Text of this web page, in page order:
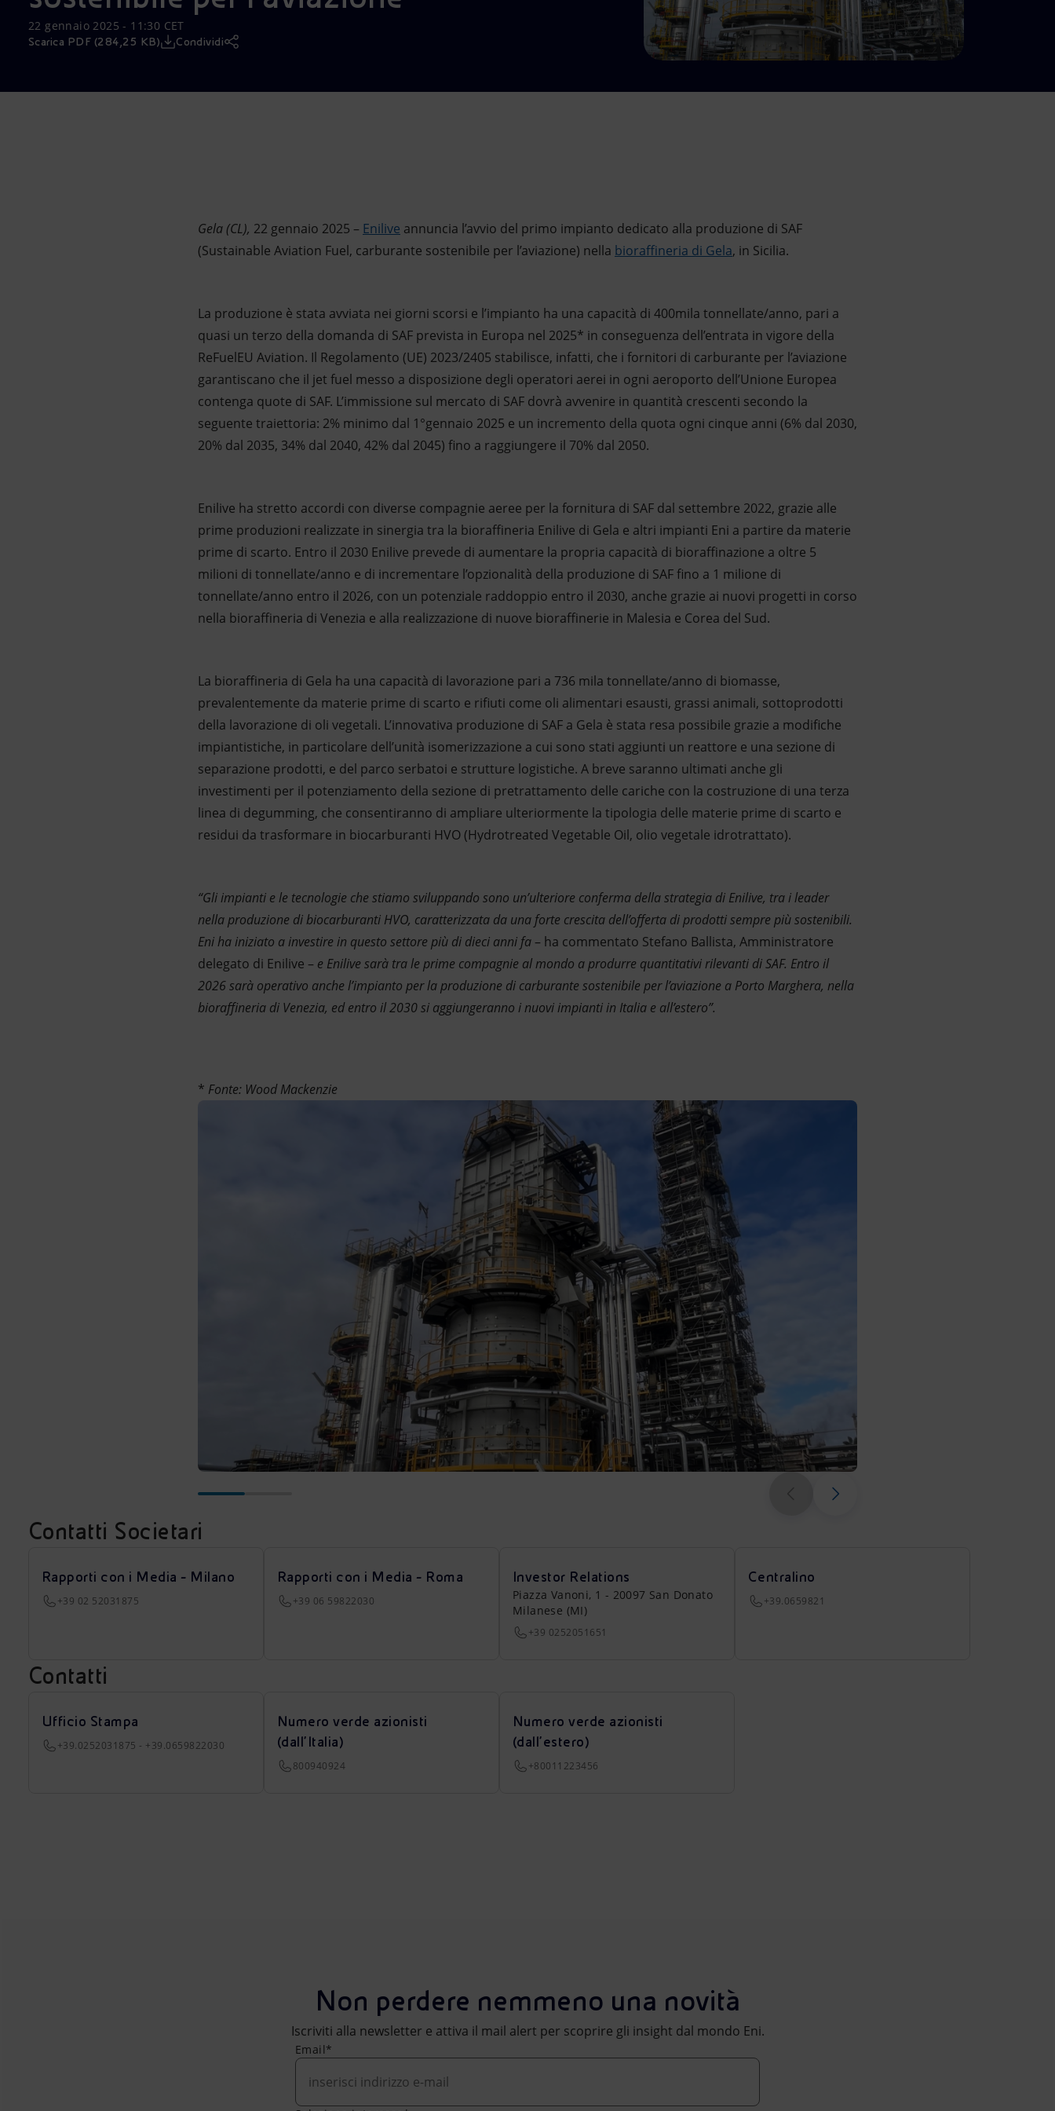
22 gennaio 2025 - 11:30 CET
Scarica PDF (284,25 KB) Condividi
Gela (CL), 22 gennaio 2025 – Enilive annuncia l’avvio del primo impianto dedicato alla produzione di SAF
(Sustainable Aviation Fuel, carburante sostenibile per l’aviazione) nella bioraffineria di Gela, in Sicilia.
La produzione è stata avviata nei giorni scorsi e l’impianto ha una capacità di 400mila tonnellate/anno, pari a
quasi un terzo della domanda di SAF prevista in Europa nel 2025* in conseguenza dell’entrata in vigore della
ReFuelEU Aviation. Il Regolamento (UE) 2023/2405 stabilisce, infatti, che i fornitori di carburante per l’aviazione
garantiscano che il jet fuel messo a disposizione degli operatori aerei in ogni aeroporto dell’Unione Europea
contenga quote di SAF. L’immissione sul mercato di SAF dovrà avvenire in quantità crescenti secondo la
seguente traiettoria: 2% minimo dal 1°gennaio 2025 e un incremento della quota ogni cinque anni (6% dal 2030,
20% dal 2035, 34% dal 2040, 42% dal 2045) fino a raggiungere il 70% dal 2050.
Enilive ha stretto accordi con diverse compagnie aeree per la fornitura di SAF dal settembre 2022, grazie alle
prime produzioni realizzate in sinergia tra la bioraffineria Enilive di Gela e altri impianti Eni a partire da materie
prime di scarto. Entro il 2030 Enilive prevede di aumentare la propria capacità di bioraffinazione a oltre 5
milioni di tonnellate/anno e di incrementare l’opzionalità della produzione di SAF fino a 1 milione di
tonnellate/anno entro il 2026, con un potenziale raddoppio entro il 2030, anche grazie ai nuovi progetti in corso
nella bioraffineria di Venezia e alla realizzazione di nuove bioraffinerie in Malesia e Corea del Sud.
La bioraffineria di Gela ha una capacità di lavorazione pari a 736 mila tonnellate/anno di biomasse,
prevalentemente da materie prime di scarto e rifiuti come oli alimentari esausti, grassi animali, sottoprodotti
della lavorazione di oli vegetali. L’innovativa produzione di SAF a Gela è stata resa possibile grazie a modifiche
impiantistiche, in particolare dell’unità isomerizzazione a cui sono stati aggiunti un reattore e una sezione di
separazione prodotti, e del parco serbatoi e strutture logistiche. A breve saranno ultimati anche gli
investimenti per il potenziamento della sezione di pretrattamento delle cariche con la costruzione di una terza
linea di degumming, che consentiranno di ampliare ulteriormente la tipologia delle materie prime di scarto e
residui da trasformare in biocarburanti HVO (Hydrotreated Vegetable Oil, olio vegetale idrotrattato).
“Gli impianti e le tecnologie che stiamo sviluppando sono un’ulteriore conferma della strategia di Enilive, tra i leader
nella produzione di biocarburanti HVO, caratterizzata da una forte crescita dell’offerta di prodotti sempre più sostenibili.
Eni ha iniziato a investire in questo settore più di dieci anni fa – ha commentato Stefano Ballista, Amministratore
delegato di Enilive – e Enilive sarà tra le prime compagnie al mondo a produrre quantitativi rilevanti di SAF. Entro il
2026 sarà operativo anche l’impianto per la produzione di carburante sostenibile per l’aviazione a Porto Marghera, nella
bioraffineria di Venezia, ed entro il 2030 si aggiungeranno i nuovi impianti in Italia e all’estero”.
* Fonte: Wood Mackenzie
Contatti Societari
Rapporti con i Media - Milano
+39 02 52031875
Rapporti con i Media - Roma
+39 06 59822030
Investor Relations
Piazza Vanoni, 1 - 20097 San Donato
Milanese (MI)
+39 0252051651
Centralino
+39.0659821
Contatti
Ufficio Stampa
+39.0252031875 - +39.0659822030
Numero verde azionisti
(dall’Italia)
800940924
Numero verde azionisti
(dall’estero)
+80011223456
Non perdere nemmeno una novità
Iscriviti alla newsletter e attiva il mail alert per scoprire gli insight dal mondo Eni.
Email*